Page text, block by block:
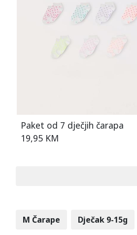
Paket od 7 dječjih čarapa
19,95 KM
M Čarape Dječak 9-15g